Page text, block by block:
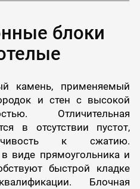
блоки
камень, применяемый
и стен с высокой
Отличительная
в отсутствии пустот,
к сжатию.
виде прямоугольника и
быстрой кладке
Блочная